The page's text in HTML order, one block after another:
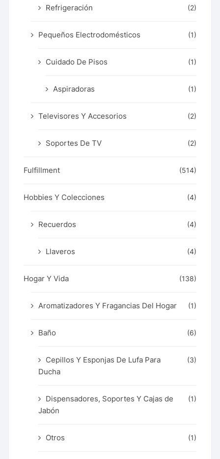
Refrigeración (2)
Pequeños Electrodomésticos (1)
Cuidado De Pisos (1)
Aspiradoras (1)
Televisores Y Accesorios (2)
Soportes De TV (2)
Fulfillment (514)
Hobbies Y Colecciones (4)
Recuerdos (4)
Llaveros (4)
Hogar Y Vida (138)
Aromatizadores Y Fragancias Del Hogar (1)
Baño (6)
Cepillos Y Esponjas De Lufa Para
Ducha
(3)
Dispensadores, Soportes Y Cajas de
Jabón
(1)
Otros (1)